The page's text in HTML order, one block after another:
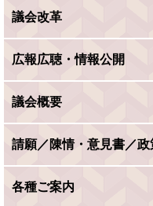
議会改革
広報広聴・情報公開
議会概要
請願／陳情・意見書／政
各種ご案内